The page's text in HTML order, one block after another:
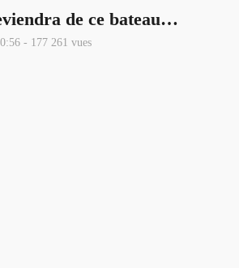
de ce bateau…
- 177 261 vues